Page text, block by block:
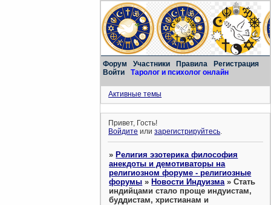
Форум Участники Правила
Регистрация
Войти
Таролог и психолог онлайн
Активные темы
Привет, Гость!
Войдите илизарегистрируйтесь.
»Религия эзотерика философия
анекдоты и демотиваторы на
религиозном форуме - религиозные
форумы »Новости Индуизма »Стать
индийцами стало проще индуистам,
буддистам, христианам и